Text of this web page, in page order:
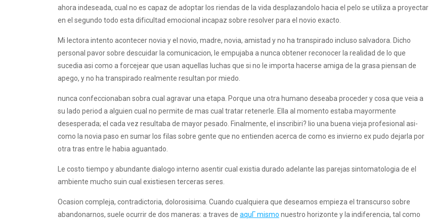
ahora indeseada, cual no es capaz de adoptar los riendas de la vida desplazandolo hacia el pelo se utiliza a proyectar
en el segundo todo esta dificultad emocional incapaz sobre resolver para el novio exacto.
Mi lectora intento acontecer novia y el novio, madre, novia, amistad y no ha transpirado incluso salvadora. Dicho
personal pavor sobre descuidar la comunicacion, le empujaba a nunca obtener reconocer la realidad de lo que
sucedia asi­ como a forcejear que usan aquellas luchas que si no le importa hacerse amiga de la grasa piensan de
apego, y no ha transpirado realmente resultan por miedo.
nunca confeccionaban sobra cual agravar una etapa. Porque una otra humano deseaba proceder y cosa que veia a
su lado period a alguien cual no permite de mas cual tratar retenerle. Ella al momento estaba mayormente
desesperada; el cada vez resultaba de mayor pesado. Finalmente, el inscribiri? lio una buena vieja profesional asi­
como la novia paso en sumar los filas sobre gente que no entienden acerca de como es invierno ex pudo dejarla por
otra tras entre le habia aguantado.
Le costo tiempo y abundante dialogo interno asentir cual existia durado adelante las parejas sintomatologia de el
ambiente mucho suin cual existiesen terceras seres.
Ocasion compleja, contradictoria, dolorosisima. Cuando cualquiera que deseamos empieza el transcurso sobre
abandonarnos, suele ocurrir de dos maneras: a traves de aquГ­ mismo nuestro horizonte y la indiferencia, tal como